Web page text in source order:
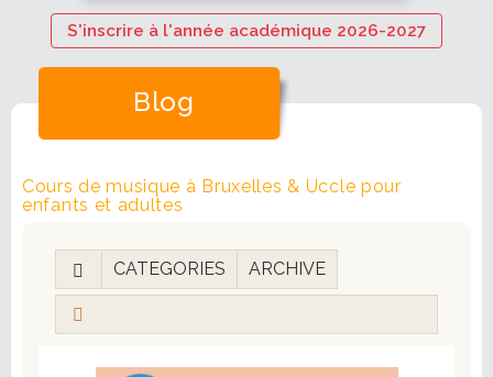
S'inscrire à l'année académique 2026-2027
Blog
Cours de musique à Bruxelles & Uccle pour
enfants et adultes
CATEGORIES ARCHIVE